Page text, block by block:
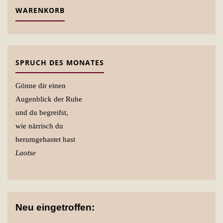
WARENKORB
SPRUCH DES MONATES
Gönne dir einen
Augenblick der Ruhe
und du begreifst,
wie närrisch du
herumgehastet hast
Laotse
Neu eingetroffen: